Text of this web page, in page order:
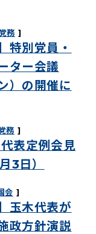
く）
く）
ブで開く）
く）
務
特別党員・
ター会議
）の開催に
務
表定例会見
3日）
会
玉木代表が
政方針演説